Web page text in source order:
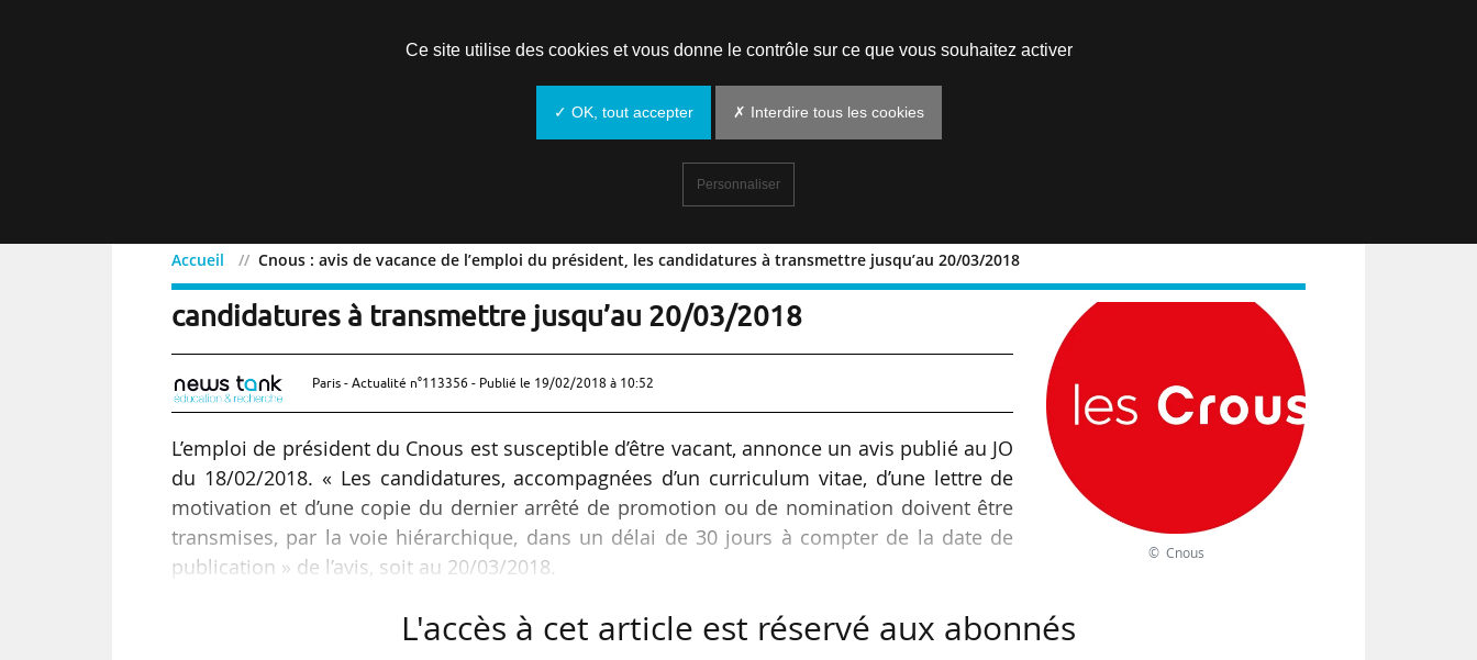
Accueil Cnous : avis de vacance de l’emploi du président, les candidatures à transmettre jusqu’au 20/03/2018
Cnous : avis de vacance de l’emploi du président, les
candidatures à transmettre jusqu’au 20/03/2018
Paris - Actualité n°113356 - Publié le 19/02/2018 à 10:52
L’emploi de président du Cnous est susceptible d’être vacant, annonce un avis publié au JO
du 18/02/2018. « Les candidatures, accompagnées d’un curriculum vitae, d’une lettre de
motivation et d’une copie du dernier arrêté de promotion ou de nomination doivent être
transmises, par la voie hiérarchique, dans un délai de 30 jours à compter de la date de
publication » de l’avis, soit au 20/03/2018.
« Le président du Cnous est, d’une part, le chef de l’établissement national, d’autre part le
© Cnous
L'accès à cet article est réservé aux abonnés
Ce site utilise des cookies et vous donne le contrôle sur ce que vous souhaitez activer
✓ OK, tout accepter ✗ Interdire tous les cookies
Personnaliser